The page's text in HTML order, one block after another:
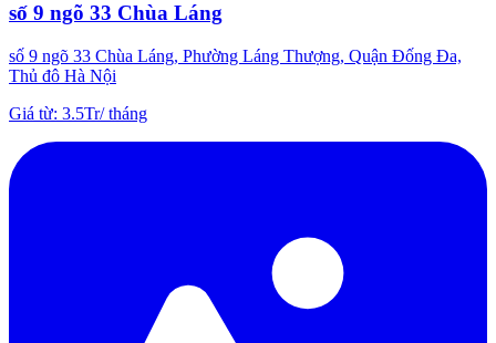
số 9 ngõ 33 Chùa Láng
số 9 ngõ 33 Chùa Láng, Phường Láng Thượng, Quận Đống Đa,
Thủ đô Hà Nội
Giá từ: 3.5Tr/tháng